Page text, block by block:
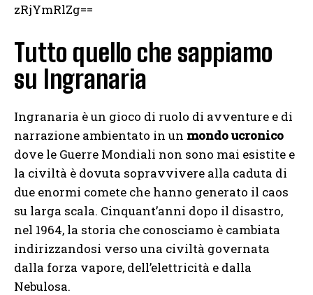
zRjYmRlZg==
Tutto quello che sappiamo
su Ingranaria
Ingranaria è un gioco di ruolo di avventure e di
narrazione ambientato in un mondo ucronico
dove le Guerre Mondiali non sono mai esistite e
la civiltà è dovuta sopravvivere alla caduta di
due enormi comete che hanno generato il caos
su larga scala. Cinquant’anni dopo il disastro,
nel 1964, la storia che conosciamo è cambiata
indirizzandosi verso una civiltà governata
dalla forza vapore, dell’elettricità e dalla
Nebulosa.